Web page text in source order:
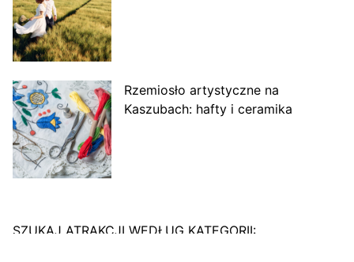
Rzemiosło artystyczne na
Kaszubach: hafty i ceramika
SZUKAJ ATRAKCJI WEDŁUG KATEGORII: